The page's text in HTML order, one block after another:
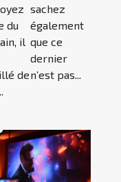
du
il
de
sachez
également
que ce
dernier
n’est pas...